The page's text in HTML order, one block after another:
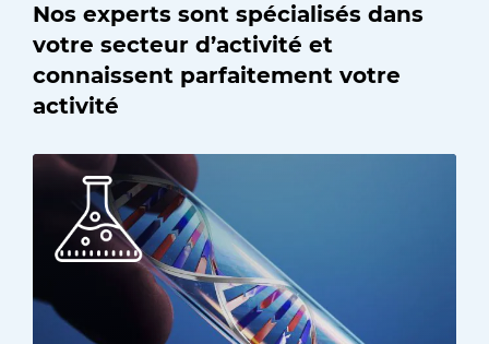
Nos experts sont spécialisés dans
votre secteur d’activité et
connaissent parfaitement votre
activité